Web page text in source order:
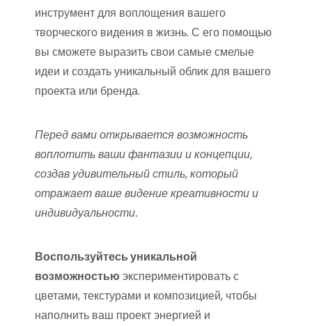
инструмент для воплощения вашего
творческого видения в жизнь. С его помощью
вы сможете выразить свои самые смелые
идеи и создать уникальный облик для вашего
проекта или бренда.
Перед вами открывается возможность
воплотить ваши фантазии и концепции,
создав удивительный стиль, который
отражает ваше видение креативности и
индивидуальности.
Воспользуйтесь уникальной
возможностью экспериментировать с
цветами, текстурами и композицией, чтобы
наполнить ваш проект энергией и